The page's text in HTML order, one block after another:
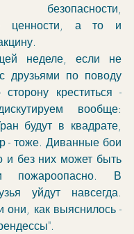
ценности, а то и
неделе, если не
друзьями по поводу
креститься -
вообще:
будут в квадрате,
- тоже. Диванные бои
и без них может быть
пожароопасно. В
уйдут навсегда.
они, как выяснилось -